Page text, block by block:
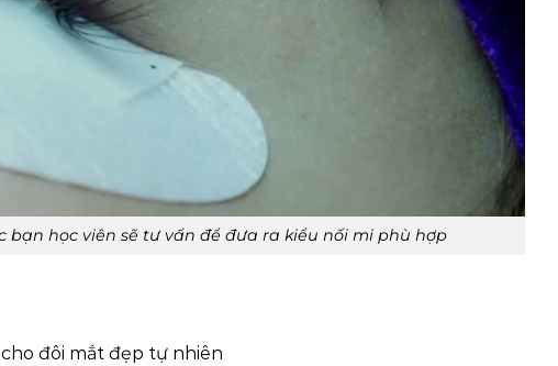
bạn học viên sẽ tư vấn để đưa ra kiểu nối mi phù hợp
đôi mắt đẹp tự nhiên